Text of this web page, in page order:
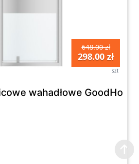
648.00 zł
298.00 zł
szt
wahadłowe